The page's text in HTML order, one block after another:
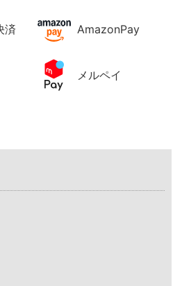
済 AmazonPay
メルペイ